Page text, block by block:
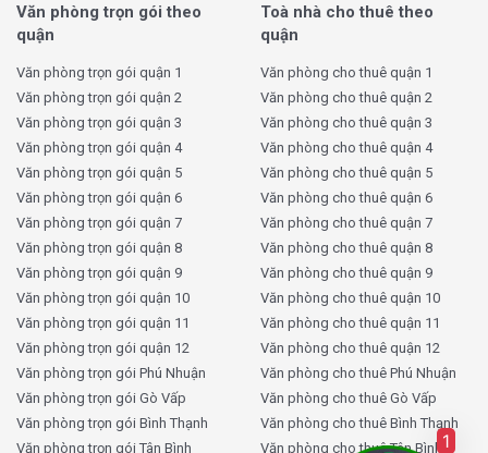
Văn phòng trọn gói theo
quận
Văn phòng trọn gói quận 1
Văn phòng trọn gói quận 2
Văn phòng trọn gói quận 3
Văn phòng trọn gói quận 4
Văn phòng trọn gói quận 5
Văn phòng trọn gói quận 6
Văn phòng trọn gói quận 7
Văn phòng trọn gói quận 8
Văn phòng trọn gói quận 9
Văn phòng trọn gói quận 10
Văn phòng trọn gói quận 11
Văn phòng trọn gói quận 12
Văn phòng trọn gói Phú Nhuận
Văn phòng trọn gói Gò Vấp
Văn phòng trọn gói Bình Thạnh
Văn phòng trọn gói Tân Bình
Toà nhà cho thuê theo
quận
Văn phòng cho thuê quận 1
Văn phòng cho thuê quận 2
Văn phòng cho thuê quận 3
Văn phòng cho thuê quận 4
Văn phòng cho thuê quận 5
Văn phòng cho thuê quận 6
Văn phòng cho thuê quận 7
Văn phòng cho thuê quận 8
Văn phòng cho thuê quận 9
Văn phòng cho thuê quận 10
Văn phòng cho thuê quận 11
Văn phòng cho thuê quận 12
Văn phòng cho thuê Phú Nhuận
Văn phòng cho thuê Gò Vấp
Văn phòng cho thuê Bình Thạnh
Văn phòng cho thuê Tân Bình 1